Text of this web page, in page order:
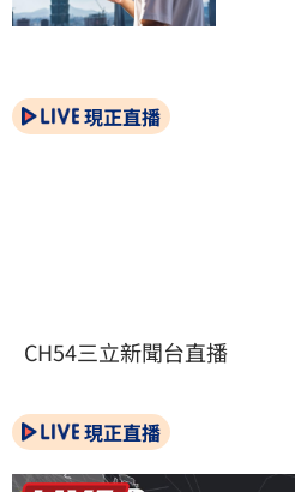
現正直播
CH54三立新聞台直播
現正直播